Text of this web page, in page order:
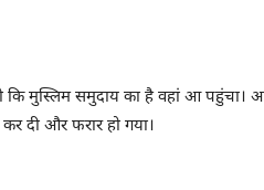
कि मुस्लिम समुदाय का है वहां आ पहुंचा।
दी और फरार हो गया।